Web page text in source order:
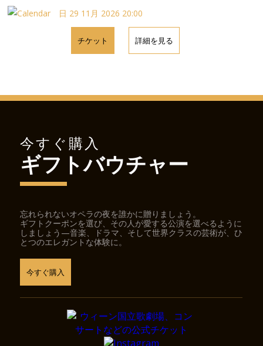
日 29 11月 2026 20:00
チケット 詳細を見る
今すぐ購入
ギフトバウチャー
忘れられないオペラの夜を誰かに贈りましょう。
ギフトクーポンを選び、その人が愛する公演を選べるように
しましょう—音楽、ドラマ、そして世界クラスの芸術が、ひ
とつのエレガントな体験に。
今すぐ購入